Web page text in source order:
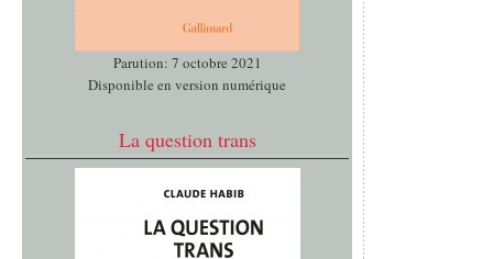
Parution: 7 octobre 2021
Disponible en version numérique
La question trans